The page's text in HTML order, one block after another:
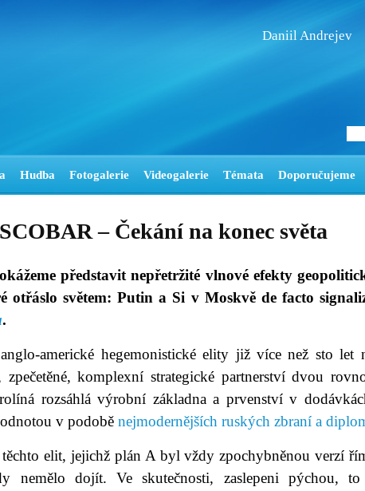
Daniil Andrejev
Hudba Fotogalerie Videogalerie Témata Doporučujeme
– Čekání na konec světa
představit nepřetržité vlnové efekty
otřáslo světem: Putin a Si v Moskvě de facto
.
americké hegemonistické elity již více než sto let
zpečetěné, komplexní strategické partnerství dvou
rozsáhlá výrobní základna a prvenství v
v podobě nejmodernějších ruských zbraní a
elit, jejichž plán A byl vždy zpochybněnou verzí
nemělo dojít. Ve skutečnosti, zaslepeni pýchou,